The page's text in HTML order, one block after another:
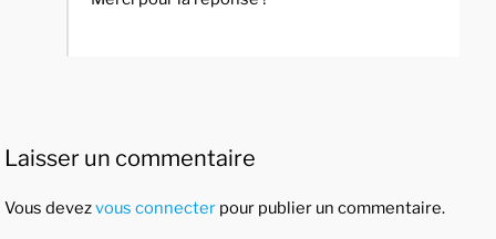
Laisser un commentaire
Vous devezvous connecter pour publier un commentaire.